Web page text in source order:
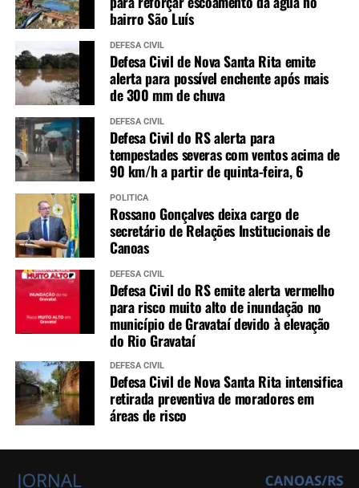
bairro São Luís
DEFESA CIVIL
Defesa Civil de Nova Santa Rita emite
alerta para possível enchente após mais
de 300 mm de chuva
DEFESA CIVIL
Defesa Civil do RS alerta para
tempestades severas com ventos acima de
90 km/h a partir de quinta-feira, 6
POLÍTICA
Rossano Gonçalves deixa cargo de
secretário de Relações Institucionais de
Canoas
DEFESA CIVIL
Defesa Civil do RS emite alerta vermelho
para risco muito alto de inundação no
município de Gravataí devido à elevação
do Rio Gravataí
DEFESA CIVIL
Defesa Civil de Nova Santa Rita intensifica
retirada preventiva de moradores em
áreas de risco